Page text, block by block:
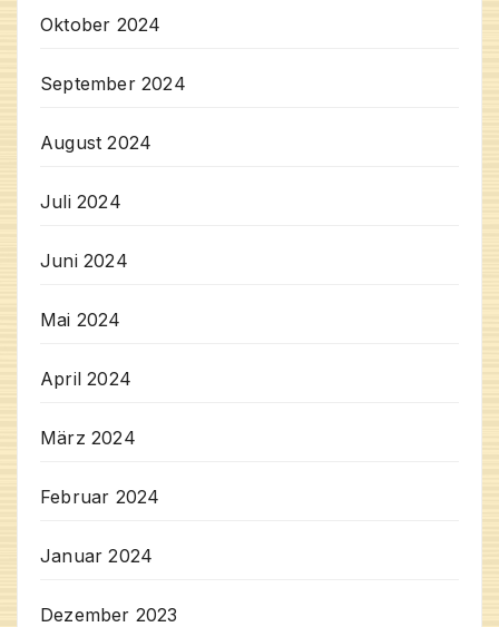
Oktober 2024
September 2024
August 2024
Juli 2024
Juni 2024
Mai 2024
April 2024
März 2024
Februar 2024
Januar 2024
Dezember 2023